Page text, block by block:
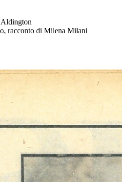
racconto di Milena Milani